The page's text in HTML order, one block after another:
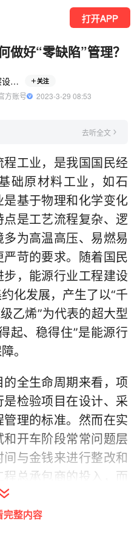
打开APP
做好“零缺陷”管理？
中国勘察设计杂志 关注
方账号
  2023-3-29 08:53
去听全文
工业，是我国国民经
础原材料工业，如石
基于物理和化学变化
是工艺流程复杂、逻
为高温高压、易燃易
苛的要求。随着国民
，能源行业工程建设
化发展，产生了以“千
乙烯”为代表的超大型
起、稳得住”是能源行
。
全生命周期来看，项
检验项目在设计、采
理的标准。然而在实
开车阶段常常问题层
与金钱来进行整改和
总承包商的投入，而
面影响。在调试和开
在项目的前期执行过
完整内容